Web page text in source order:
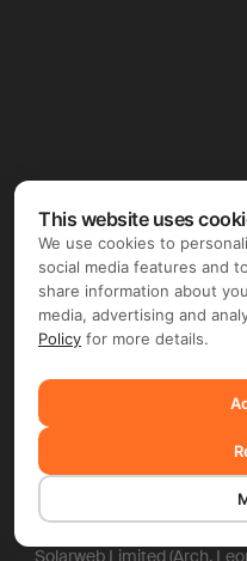
FIX FREELANCER LTD ©.
operator: FIX
MAXIMOS COURT A, 5th
Cyprus). Depending on the
you may require entering
Solarweb Limited (Arch.
This website uses
We use cookies to
social media features and
share information about
media, advertising and
Policy for more details.